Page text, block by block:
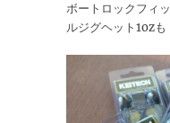
ボートロックフィ
ルジグヘット1ozも